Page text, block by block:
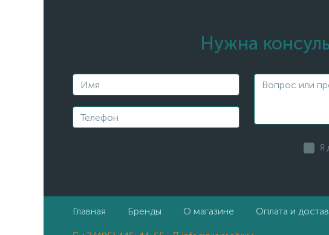
Нужна
Я
Главная Бренды О магазине Оплата и